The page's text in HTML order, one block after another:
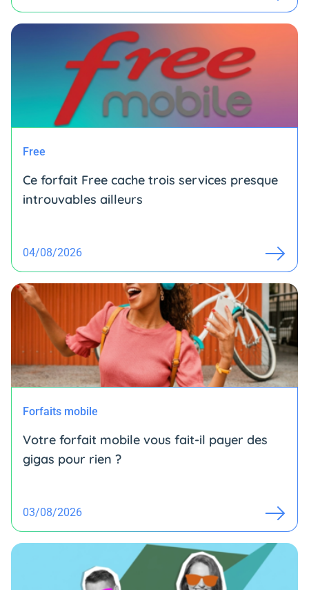
Free
Ce forfait Free cache trois services presque
introuvables ailleurs
04/08/2026
Forfaits mobile
Votre forfait mobile vous fait-il payer des
gigas pour rien ?
03/08/2026